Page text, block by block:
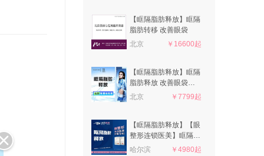
【眶隔脂肪释放】眶隔
脂肪转移 改善眼袋
北京
￥16600起
【眶隔脂肪释放】眶隔
脂肪释放 改善眼袋泪
沟 恢复眼周年轻态
北京 ￥7799起
【眶隔脂肪释放】【眼
整形连锁医美】眶隔脂
肪释放·私信咨询看术
哈尔滨 ￥4980起